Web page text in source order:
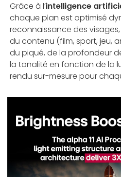
Grâce à l’intelligence
chaque plan est optimisé
reconnaissance des
du contenu (film, sport, jeu,
du piqué, de la profondeur
la tonalité en fonction de la
rendu sur-mesure pour